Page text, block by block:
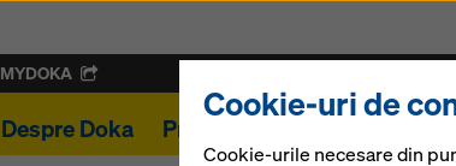
MYDOKA
Despre Doka Proiecte
Cookie-uri de
Cookie-urile necesare din